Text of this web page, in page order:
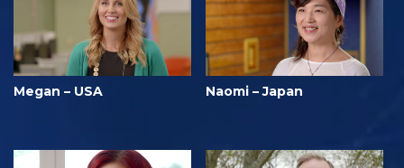
Megan – USA Naomi – Japan